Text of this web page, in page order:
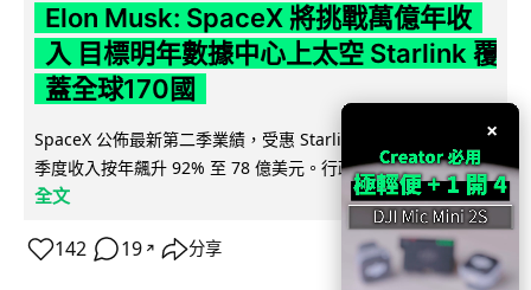
Elon Musk: SpaceX 將挑戰萬億年收
入 目標明年數據中心上太空 Starlink 覆
蓋全球170國
SpaceX 公佈最新第二季業績，受惠 Starlink 與 AI 業務帶動，
季度收入按年飆升 92% 至 78 億美元。行政總裁 Elon... 閱讀
全文
142 19 ↗ 分享
×